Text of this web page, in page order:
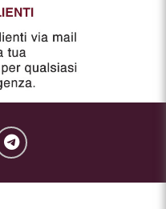
Telegram